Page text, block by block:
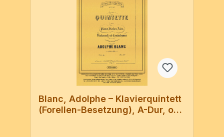
Blanc, Adolphe – Klavierquintett
(Forellen-Besetzung), A-Dur, op.